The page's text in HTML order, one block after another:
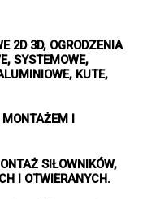
2D 3D, OGRODZENIA
SYSTEMOWE,
KUTE,
MONTAŻEM I
SIŁOWNIKÓW,
I OTWIERANYCH.